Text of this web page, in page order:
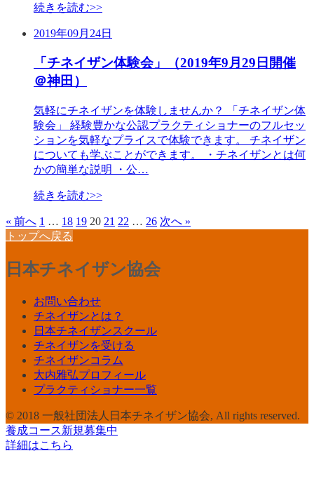
続きを読む>>
2019年09月24日
「チネイザン体験会」（2019年9月29日開催
＠神田）
気軽にチネイザンを体験しませんか？ 「チネイザン体
験会」 経験豊かな公認プラクティショナーのフルセッ
ションを気軽なプライスで体験できます。 チネイザン
についても学ぶことができます。 ・チネイザンとは何
かの簡単な説明 ・公…
続きを読む>>
« 前へ 1 … 18 19 20 21 22 … 26 次へ »
トップへ戻る
日本チネイザン協会
お問い合わせ
チネイザンとは？
日本チネイザンスクール
チネイザンを受ける
チネイザンコラム
大内雅弘プロフィール
プラクティショナー一覧
© 2018 一般社団法人日本チネイザン協会, All rights reserved.
養成コース新規募集中
詳細はこちら